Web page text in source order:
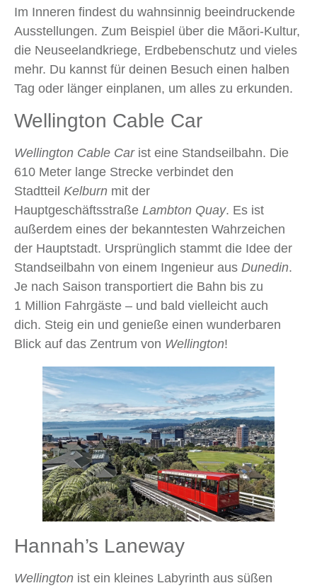
Im Inneren findest du wahnsinnig beeindruckende
Ausstellungen. Zum Beispiel über die Mãori‑Kultur,
die Neuseelandkriege, Erdbebenschutz und vieles
mehr. Du kannst für deinen Besuch einen halben
Tag oder länger einplanen, um alles zu erkunden.
Wellington Cable Car
Wellington Cable Carist eine Standseilbahn. Die
610 Meter lange Strecke verbindet den
Stadtteil Kelburn mit der
Hauptgeschäftsstraße Lambton Quay. Es ist
außerdem eines der bekanntesten Wahrzeichen
der Hauptstadt. Ursprünglich stammt die Idee der
Standseilbahn von einem Ingenieur aus Dunedin.
Je nach Saison transportiert die Bahn bis zu
1 Million Fahrgäste – und bald vielleicht auch
dich. Steig ein und genieße einen wunderbaren
Blick auf das Zentrum von Wellington!
Hannah’s Laneway
Wellington ist ein kleines Labyrinth aus süßen